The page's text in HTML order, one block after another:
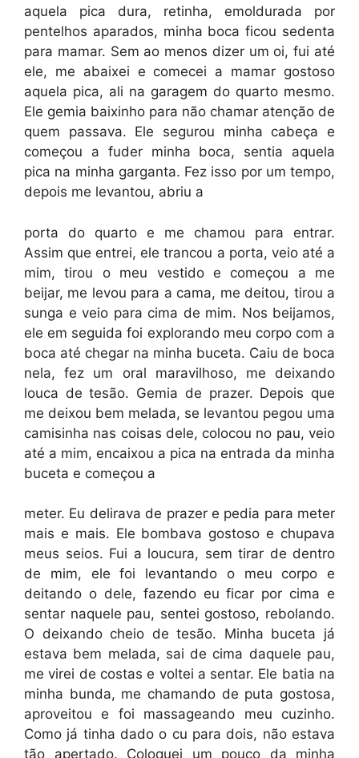
aquela pica dura, retinha, emoldurada por
pentelhos aparados, minha boca ficou sedenta
para mamar. Sem ao menos dizer um oi, fui até
ele, me abaixei e comecei a mamar gostoso
aquela pica, ali na garagem do quarto mesmo.
Ele gemia baixinho para não chamar atenção de
quem passava. Ele segurou minha cabeça e
começou a fuder minha boca, sentia aquela
pica na minha garganta. Fez isso por um tempo,
depois me levantou, abriu a
porta do quarto e me chamou para entrar.
Assim que entrei, ele trancou a porta, veio até a
mim, tirou o meu vestido e começou a me
beijar, me levou para a cama, me deitou, tirou a
sunga e veio para cima de mim. Nos beijamos,
ele em seguida foi explorando meu corpo com a
boca até chegar na minha buceta. Caiu de boca
nela, fez um oral maravilhoso, me deixando
louca de tesão. Gemia de prazer. Depois que
me deixou bem melada, se levantou pegou uma
camisinha nas coisas dele, colocou no pau, veio
até a mim, encaixou a pica na entrada da minha
buceta e começou a
meter. Eu delirava de prazer e pedia para meter
mais e mais. Ele bombava gostoso e chupava
meus seios. Fui a loucura, sem tirar de dentro
de mim, ele foi levantando o meu corpo e
deitando o dele, fazendo eu ficar por cima e
sentar naquele pau, sentei gostoso, rebolando.
O deixando cheio de tesão. Minha buceta já
estava bem melada, sai de cima daquele pau,
me virei de costas e voltei a sentar. Ele batia na
minha bunda, me chamando de puta gostosa,
aproveitou e foi massageando meu cuzinho.
Como já tinha dado o cu para dois, não estava
tão apertado. Coloquei um pouco da minha